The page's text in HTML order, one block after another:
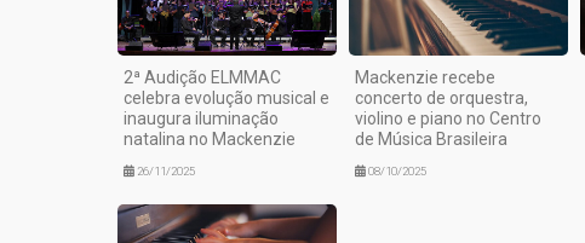
2ª Audição ELMMAC
celebra evolução musical e
inaugura iluminação
natalina no Mackenzie
26/11/2025
Mackenzie recebe
concerto de orquestra,
violino e piano no Centro
de Música Brasileira
08/10/2025